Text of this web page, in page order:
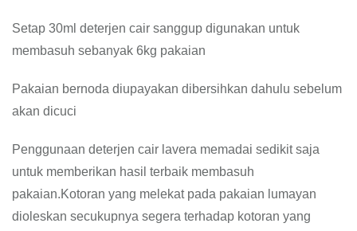
Setap 30ml deterjen cair sanggup digunakan untuk
membasuh sebanyak 6kg pakaian
Pakaian bernoda diupayakan dibersihkan dahulu sebelum
akan dicuci
Penggunaan deterjen cair lavera memadai sedikit saja
untuk memberikan hasil terbaik membasuh
pakaian.Kotoran yang melekat pada pakaian lumayan
dioleskan secukupnya segera terhadap kotoran yang